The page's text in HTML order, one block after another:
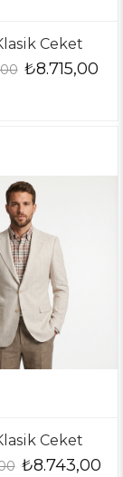
Ceket
₺8.715,00
Ceket
₺8.743,00